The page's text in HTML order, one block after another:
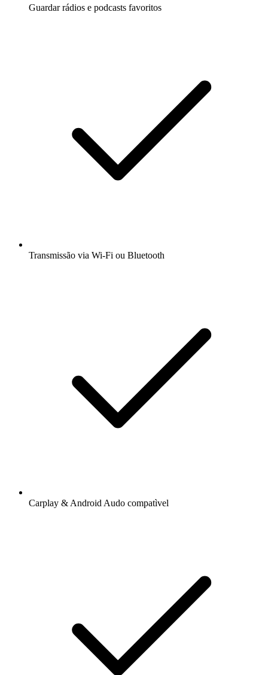
Guardar rádios e podcasts favoritos
Transmissão via Wi-Fi ou Bluetooth
Carplay & Android Audo compatìvel